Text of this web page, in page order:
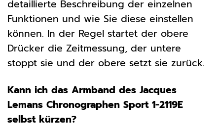
detaillierte Beschreibung der einzelnen
Funktionen und wie Sie diese einstellen
können. In der Regel startet der obere
Drücker die Zeitmessung, der untere
stoppt sie und der obere setzt sie zurück.
Kann ich das Armband des Jacques
Lemans Chronographen Sport 1-2119E
selbst kürzen?